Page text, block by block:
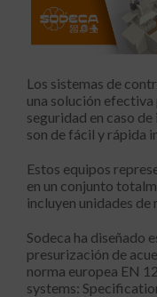
Los sistemas de
una solución
seguridad en caso
son de fácil y rápida
Estos equipos
en un conjunto
incluyen unidades
Sodeca ha diseñado
presurización de
norma europea EN
systems: